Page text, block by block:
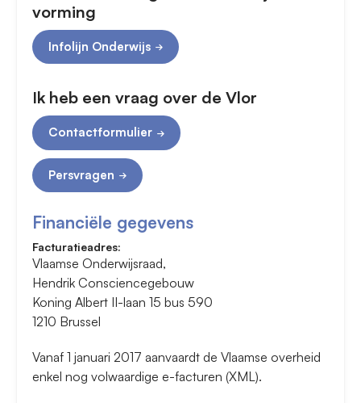
vorming
Infolijn Onderwijs
Ik heb een vraag over de Vlor
Contactformulier
Persvragen
Financiële gegevens
Facturatieadres:
Vlaamse Onderwijsraad,
Hendrik Consciencegebouw
Koning Albert II-laan 15 bus 590
1210 Brussel
Vanaf 1 januari 2017 aanvaardt de Vlaamse overheid
enkel nog volwaardige e-facturen (XML).